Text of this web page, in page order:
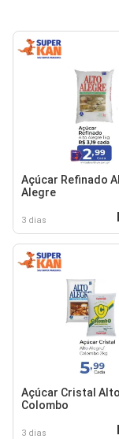
Açúcar Refinado
Alegre
3 dias
Açúcar Cristal
Colombo
3 dias